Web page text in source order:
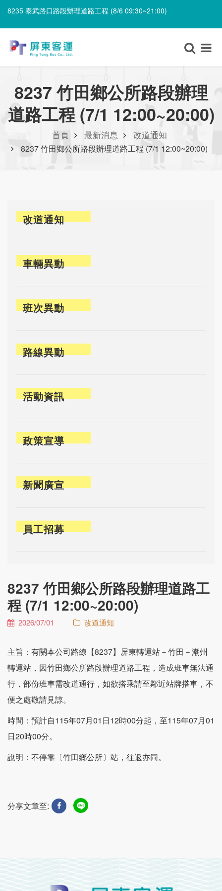
8235 泰武路口路段辦理道路工程 (8/6 09:30~21:00)
8235 泰武路口路段辦理道路工程 (8/6 09:30~21:00)
8237 竹田鄉公所路段辦理
道路工程 (7/1 12:00~20:00)
首頁 最新消息 改道通知
8237 竹田鄉公所路段辦理道路工程 (7/1 12:00~20:00)
改道通知
車輛異動
班次異動
路線異動
活動資訊
政策宣導
新聞廣宣
員工招募
8237 竹田鄉公所路段辦理道路工
程 (7/1 12:00~20:00)
2026/07/01 改道通知
主旨：有關本公司路線【8237】屏東轉運站－竹田－潮州
轉運站，因竹田鄉公所路段辦理道路工程，造成班車無法通
行，部份班車需改道通行，如欲搭乘請至鄰近站牌搭車，不
便之處敬請見諒。
時間：預計自115年07月01日12時00分起，至115年07月01
日20時00分。
說明：不停靠〔竹田鄉公所〕站，往返亦同。
分享文章至: